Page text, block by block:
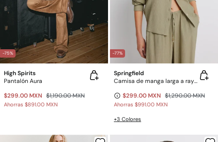
-75%
High Spirits
Pantalón Aura
$299.00 MXN $1,190.00 MXN
Ahorras $891.00 MXN
-77%
Springfield
Camisa de manga larga a rayas
$299.00 MXN $1,290.00 MXN
Ahorras $991.00 MXN
+3 Colores